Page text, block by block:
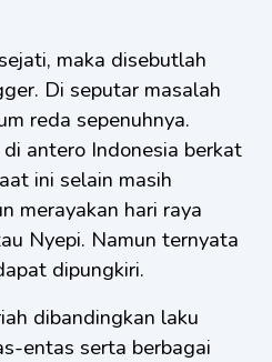
maka disebutlah
Di seputar masalah
reda sepenuhnya.
antero Indonesia berkat
ini selain masih
merayakan hari raya
Nyepi. Namun ternyata
dipungkiri.
dibandingkan laku
entas serta berbagai